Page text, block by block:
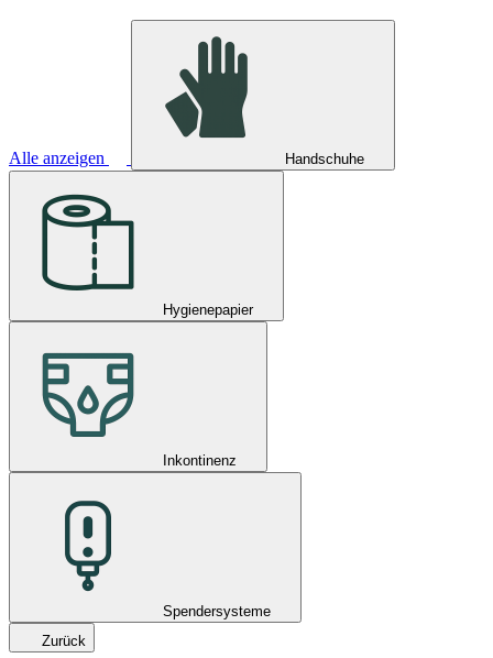
Alle anzeigen Handschuhe
Hygienepapier
Inkontinenz
Spendersysteme
Zurück